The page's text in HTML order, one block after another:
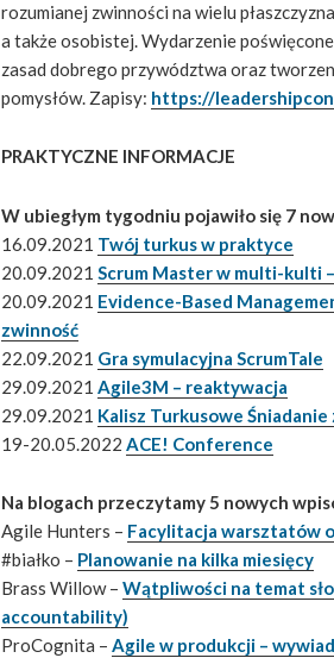
rozumianej zwinności na wielu
a także osobistej. Wydarzenie
zasad dobrego przywództwa oraz
pomysłów. Zapisy: https://
PRAKTYCZNE INFORMACJE
W ubiegłym tygodniu pojawiło się 7
16.09.2021 Twój turkus w praktyce
20.09.2021Scrum Master w multi-kulti
20.09.2021 Evidence-Based
zwinność
22.09.2021 Gra symulacyjna ScrumTale
29.09.2021Agile3M – reaktywacja
29.09.2021 Kalisz Turkusowe
19-20.05.2022ACE! Conference
Na blogach przeczytamy 5 nowych
Agile Hunters – Facylitacja warsztatów
#białko – Planowanie na kilka miesięcy
Brass Willow –Wątpliwości na temat
accountability)
ProCognita –Agile w produkcji –